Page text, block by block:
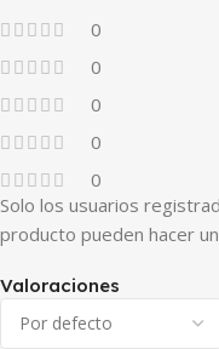
0
0
0
0
0
Valoraciones
Solo los usuarios
producto pueden hacer